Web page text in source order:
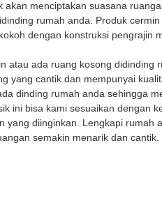
akan menciptakan suasana
rumah anda. Produk
dengan konstruksi pengrajin
atau ada ruang kosong didinding
yang cantik dan mempunyai
dinding rumah anda sehingga
ini bisa kami sesuaikan dengan
yang diinginkan. Lengkapi rumah
semakin menarik dan cantik.